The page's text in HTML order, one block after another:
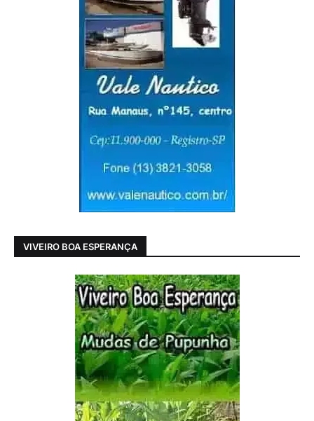
VIVEIRO BOA ESPERANÇA